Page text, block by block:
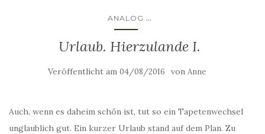
ANALOG ...
Urlaub. Hierzulande I.
Veröffentlicht am 04/08/2016 von Anne
Auch, wenn es daheim schön ist, tut so ein Tapetenwechsel
unglaublich gut. Ein kurzer Urlaub stand auf dem Plan. Zu